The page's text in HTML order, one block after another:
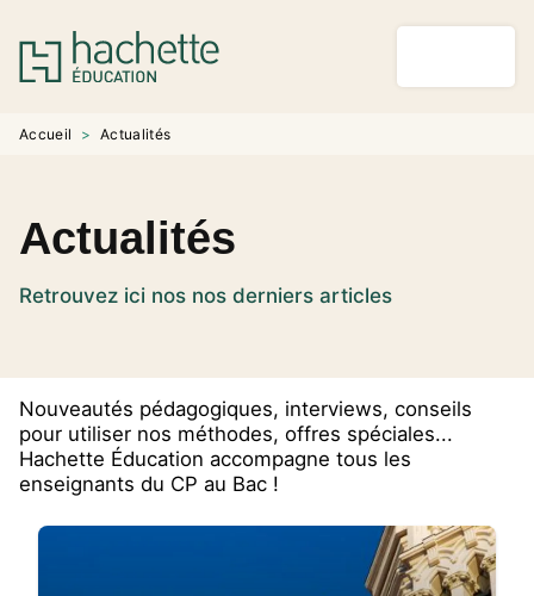
MENU RECHERCHE
PIED DE PAGE
Accueil > Actualités
Actualités
Retrouvez ici nos nos derniers articles
Nouveautés pédagogiques, interviews, conseils
pour utiliser nos méthodes, offres spéciales...
Hachette Éducation accompagne tous les
enseignants du CP au Bac !